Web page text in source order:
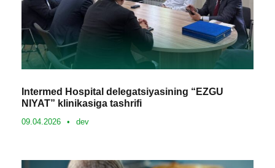
Intermed Hospital delegatsiyasining “EZGU
NIYAT” klinikasiga tashrifi
09.04.2026 • dev